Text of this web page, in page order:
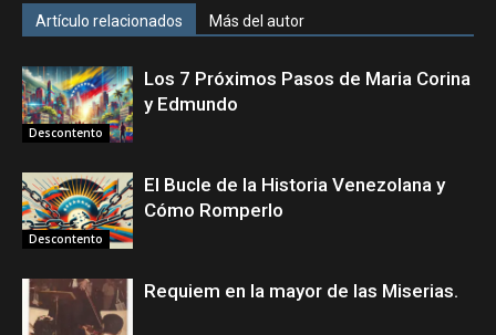
Artículo relacionados Más del autor
Descontento
Los 7 Próximos Pasos de Maria Corina
y Edmundo
Descontento
El Bucle de la Historia Venezolana y
Cómo Romperlo
Requiem en la mayor de las Miserias.